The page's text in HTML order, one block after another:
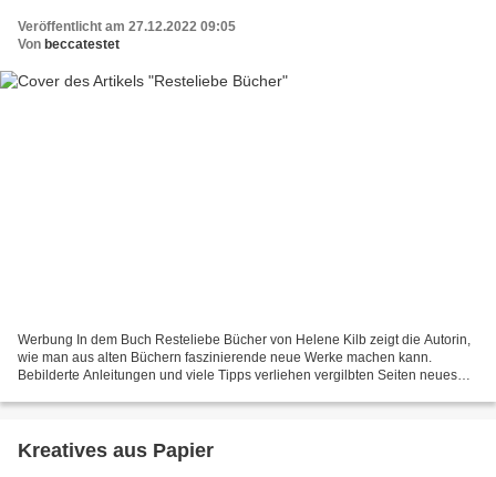
Veröffentlicht am 27.12.2022 09:05
Von beccatestet
Werbung In dem Buch Resteliebe Bücher von Helene Kilb zeigt die Autorin,
wie man aus alten Büchern faszinierende neue Werke machen kann.
Bebilderte Anleitungen und viele Tipps verliehen vergilbten Seiten neues
Kreatives aus Papier